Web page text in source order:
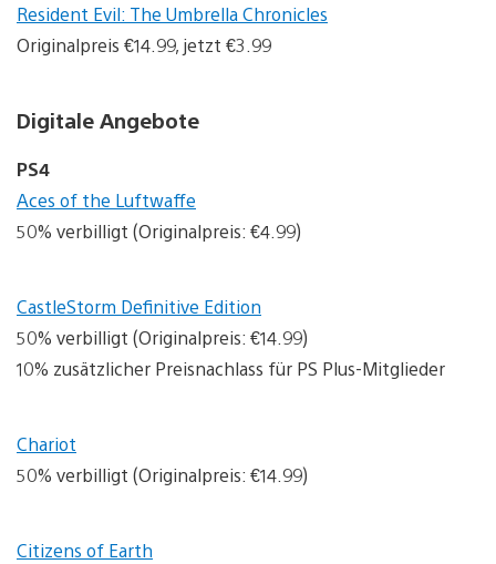
Resident Evil: The Umbrella Chronicles
Originalpreis €14.99, jetzt €3.99
Digitale Angebote
PS4
Aces of the Luftwaffe
50% verbilligt (Originalpreis: €4.99)
CastleStorm Definitive Edition
50% verbilligt (Originalpreis: €14.99)
10% zusätzlicher Preisnachlass für PS Plus-Mitglieder
Chariot
50% verbilligt (Originalpreis: €14.99)
Citizens of Earth